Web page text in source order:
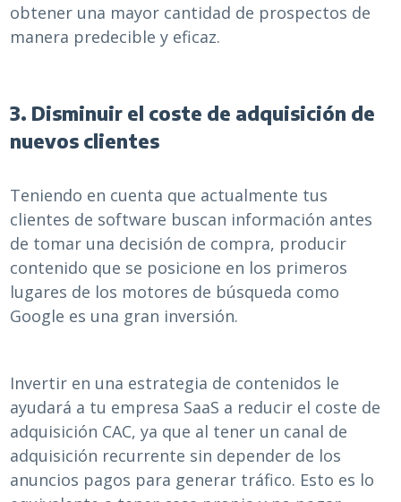
obtener una mayor cantidad de prospectos de
manera predecible y eficaz.
3. Disminuir el coste de adquisición de
nuevos clientes
Teniendo en cuenta que actualmente tus
clientes de software buscan información antes
de tomar una decisión de compra, producir
contenido que se posicione en los primeros
lugares de los motores de búsqueda como
Google es una gran inversión.
Invertir en una estrategia de contenidos le
ayudará a tu empresa SaaS a reducir el coste de
adquisición CAC, ya que al tener un canal de
adquisición recurrente sin depender de los
anuncios pagos para generar tráfico. Esto es lo